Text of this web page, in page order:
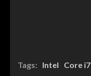
Tags: Intel Core i7